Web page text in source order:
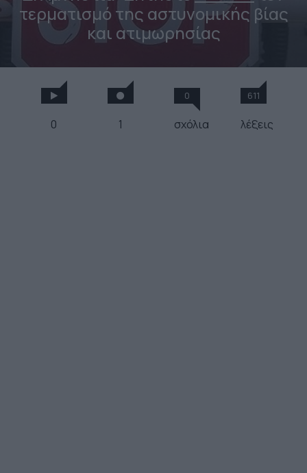
τερματισμό της αστυνομικής βίας
και ατιμωρησίας
0 1
0
σχόλια
611
λέξεις